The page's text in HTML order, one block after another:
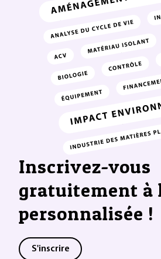
Inscrivez-vous
gratuitement à
personnalisée !
S'inscrire